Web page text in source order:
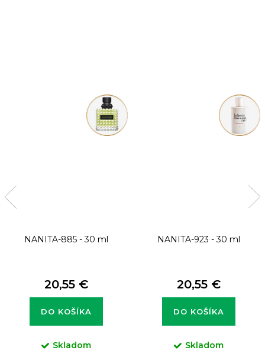
NANITA-885 - 30 ml
20,55 €
DO KOŠÍKA
Skladom
NANITA-923 - 30 ml
20,55 €
DO KOŠÍKA
Skladom